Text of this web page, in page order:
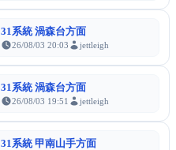
31系統 渦森台方面
26/08/03 20:03 jettleigh
31系統 渦森台方面
26/08/03 19:51 jettleigh
31系統 甲南山手方面